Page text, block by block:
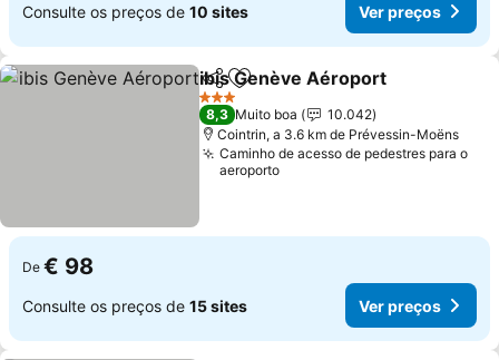
Consulte os preços de 10 sites Ver preços
PartilharAdicionar aos favoritos
ibis Genève Aéroport
3 Estrelas
8,3 Muito boa
10.042
Cointrin, a 3.6 km de Prévessin-Moëns
Caminho de acesso de pedestres para o
aeroporto
De € 98
Consulte os preços de 15 sites Ver preços